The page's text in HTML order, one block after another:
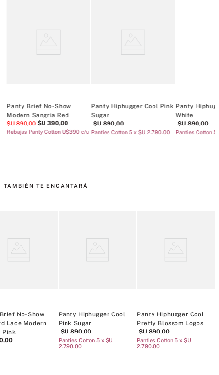
Panty Brief No-Show
Modern Sangria Red
$U 890,00 $U 390,00
Rebajas Panty Cotton U$390 c/u
Panty Hiphugger Cool Pink
Sugar
$U 890,00
Panties Cotton 5 x $U 2.790.00
Panty
White
$U 890,00
Panties Cotton
TAMBIÉN TE ENCANTARÁ
No-Show
Lace Modern
Pink
,00
Panty Hiphugger Cool
Pink Sugar
$U 890,00
Panties Cotton 5 x $U
2.790.00
Panty Hiphugger Cool
Pretty Blossom Logos
$U 890,00
Panties Cotton 5 x $U
2.790.00